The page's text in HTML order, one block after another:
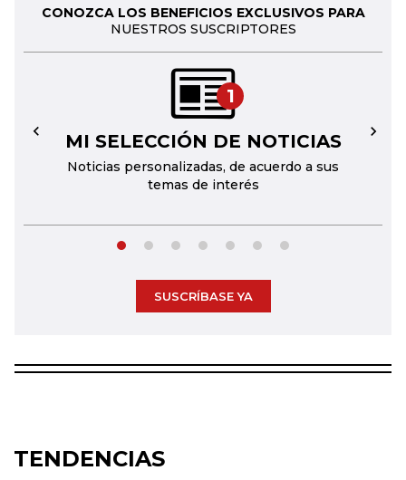
CONOZCA LOS BENEFICIOS EXCLUSIVOS PARA
NUESTROS SUSCRIPTORES
1
MI SELECCIÓN DE NOTICIAS
Noticias personalizadas, de acuerdo a sus
temas de interés
← →
SUSCRÍBASE YA
TENDENCIAS